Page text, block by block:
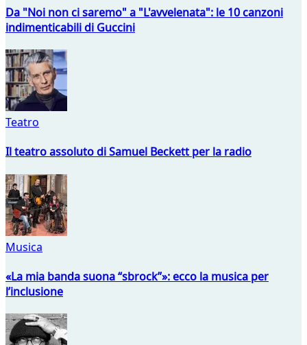
Da "Noi non ci saremo" a "L'avvelenata": le 10 canzoni
indimenticabili di Guccini
Teatro
Il teatro assoluto di Samuel Beckett per la radio
Musica
«La mia banda suona “sbrock”»: ecco la musica per
l’inclusione